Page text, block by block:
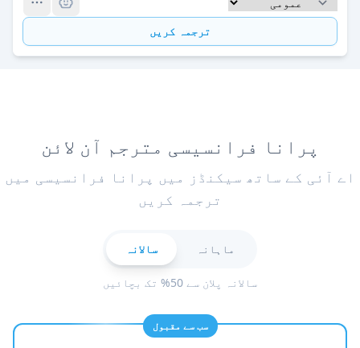
ترجمہ کریں
پرانا فرانسیسی مترجم آن لائن
اے آئی کے ساتھ سیکنڈز میں پرانا فرانسیسی میں
ترجمہ کریں
ماہانہ سالانہ
سالانہ پلان سے 50% تک بچائیں
سب سے مقبول